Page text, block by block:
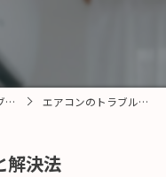
エアコンのトラブル事例と解決法
解決法